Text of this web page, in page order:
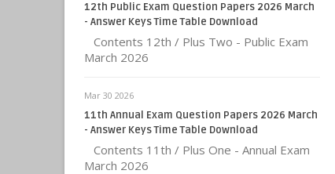
12th Public Exam Question Papers 2026 March
- Answer Keys Time Table Download
Contents 12th / Plus Two - Public Exam
March 2026
Mar 30 2026
11th Annual Exam Question Papers 2026 March
- Answer Keys Time Table Download
Contents 11th / Plus One - Annual Exam
March 2026